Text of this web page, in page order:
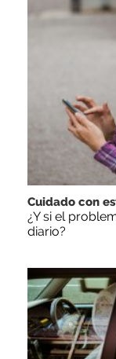
Cuidado con
¿Y si el
diario?